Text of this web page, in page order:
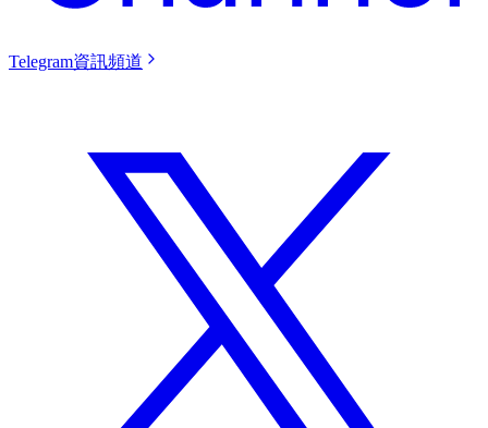
Telegram資訊頻道